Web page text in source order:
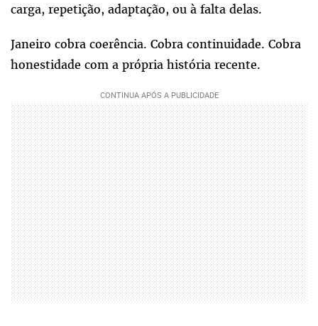
carga, repetição, adaptação, ou à falta delas.
Janeiro cobra coerência. Cobra continuidade. Cobra
honestidade com a própria história recente.